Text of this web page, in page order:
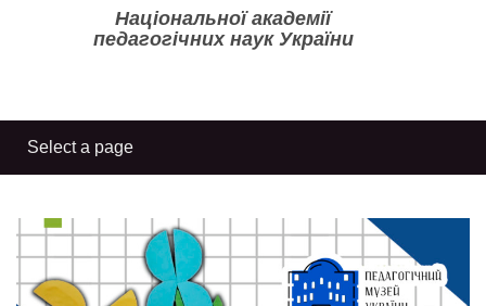
Національної академії
педагогічних наук України